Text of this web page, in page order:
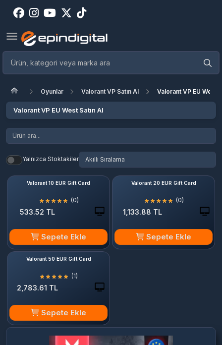
Oyunlar Valorant VP Satın Al Valorant VP EU West
Valorant VP EU West Satın Al
Yalnızca Stoktakiler
Valorant 10 EUR Gift Card
(0)
533.52 TL
Sepete Ekle
Valorant 20 EUR Gift Card
(0)
1,133.88 TL
Sepete Ekle
Valorant 50 EUR Gift Card
(1)
2,783.61 TL
Sepete Ekle